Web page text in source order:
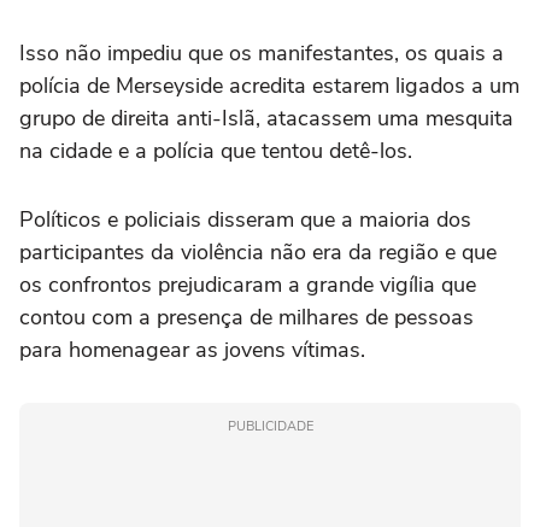
Isso não impediu que os manifestantes, os quais a
polícia de Merseyside acredita estarem ligados a um
grupo de direita anti-Islã, atacassem uma mesquita
na cidade e a polícia que tentou detê-los.
Políticos e policiais disseram que a maioria dos
participantes da violência não era da região e que
os confrontos prejudicaram a grande vigília que
contou com a presença de milhares de pessoas
para homenagear as jovens vítimas.
PUBLICIDADE